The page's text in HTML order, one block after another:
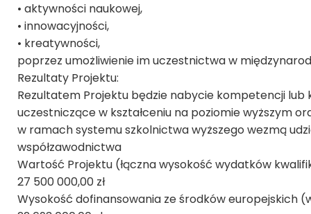
• aktywności naukowej,
• innowacyjności,
• kreatywności,
poprzez umożliwienie im uczestnictwa w
Rezultaty Projektu:
Rezultatem Projektu będzie nabycie kompetencji lub
uczestniczące w kształceniu na poziomie wyższym
w ramach systemu szkolnictwa wyższego wezmą
współzawodnictwa
Wartość Projektu (łączna wysokość wydatków
27 500 000,00 zł
Wysokość dofinansowania ze środków europejskich